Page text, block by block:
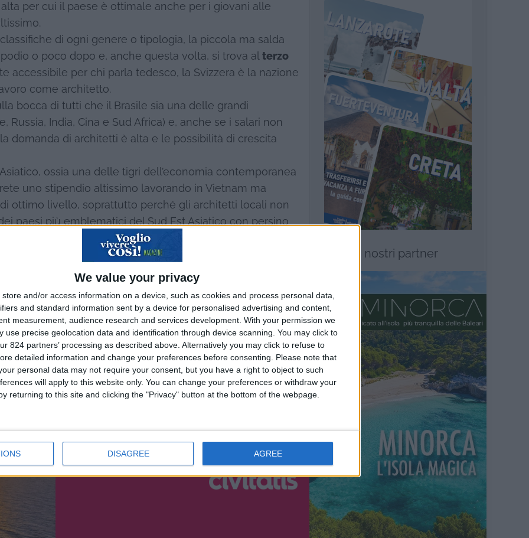
We value your privacy
store and/or access information on a device, such as cookies and process personal data,
and standard information sent by a device for personalised advertising and content,
measurement, audience research and services development. With your permission we
use precise geolocation data and identification through device scanning. You may click to
824 partners’ processing as described above. Alternatively you may click to refuse to
detailed information and change your preferences before consenting.
Please note that
personal data may not require your consent, but you have a right to object to such
will apply to this website only. You can change your preferences or withdraw your
returning to this site and clicking the "Privacy" button at the bottom of the webpage.
DISAGREE AGREE
per cui il paese è ottimale anche per i giovani alle
di ogni genere o tipologia, la piccola ma salda
o poco dopo e, anche questa volta, si trova al terzo
accessibile per chi parla tedesco, la Svizzera è la nazione
come architetto.
bocca di tutti che il Brasile sia una delle grandi
Russia, India, Cina e Sud Africa) e, anche se i salari non
domanda di architetti è alta e le possibilità di crescita
ossia una delle tigri dell’economia contemporanea
uno stipendio altissimo lavorando in Vietnam ma
ottimo livello, soprattutto perché gli architetti locali non
paesi più emblematici del Sud Est Asiatico con persino
economia asiatica, l’India. Esattamente come il Brasile,
anche l’India è uno dei migliori paesi dove espatriare per
all’attivo e gli investimenti che questo paese sta
in India soffrono alti tassi di disoccupazione ma non il
senza lavoro in India.
Le migliori escursioni
in italiano in tutto il
mondo
I nostri partner